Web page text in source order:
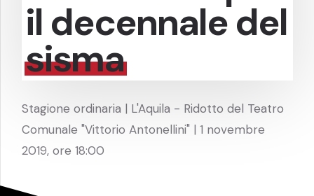
il decennale del
sisma
Stagione ordinaria | L'Aquila - Ridotto del Teatro
Comunale "Vittorio Antonellini" | 1 novembre
2019, ore 18:00